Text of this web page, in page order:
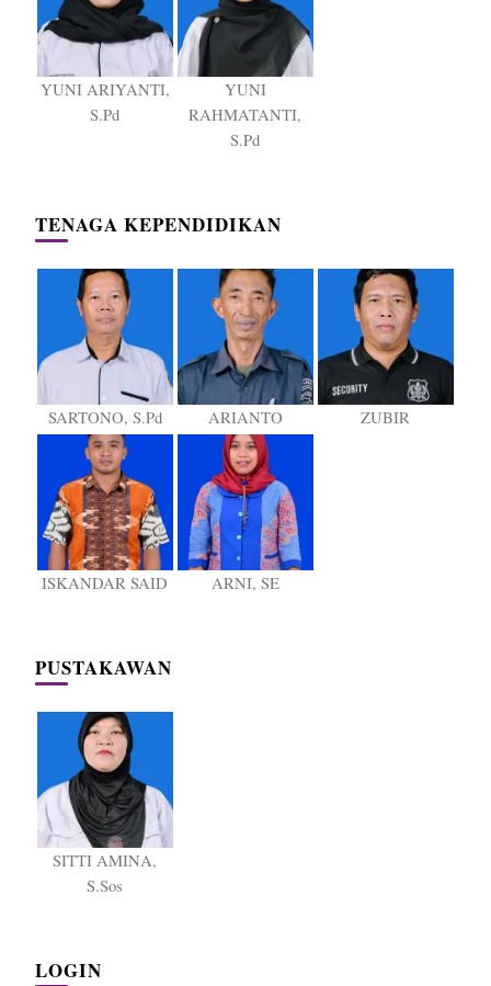
YUNI ARIYANTI,
S.Pd
YUNI
RAHMATANTI,
S.Pd
TENAGA KEPENDIDIKAN
SARTONO, S.Pd ARIANTO ZUBIR
ISKANDAR SAID ARNI, SE
PUSTAKAWAN
SITTI AMINA,
S.Sos
LOGIN